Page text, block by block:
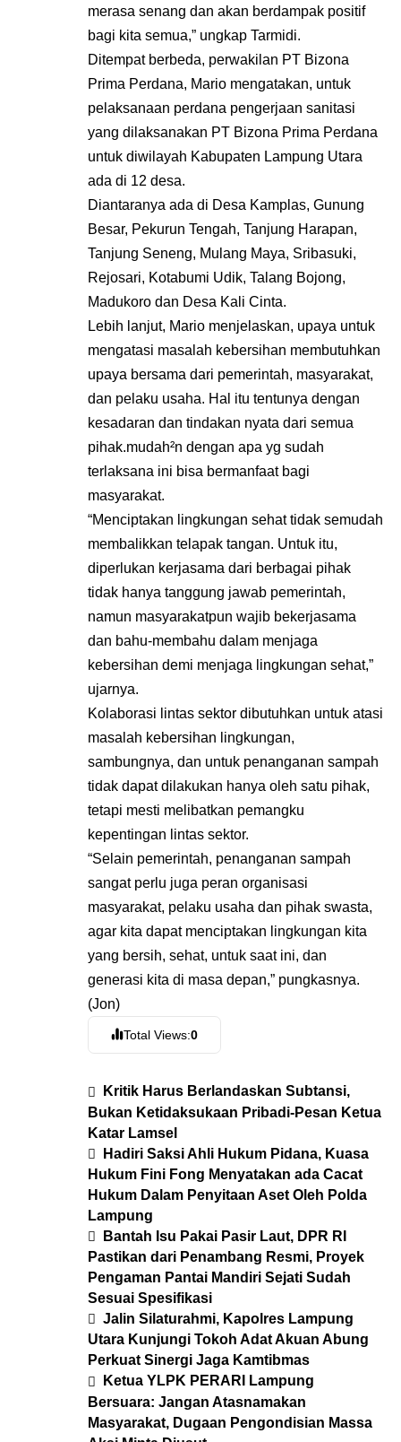
merasa senang dan akan berdampak positif
bagi kita semua,” ungkap Tarmidi.
Ditempat berbeda, perwakilan PT Bizona
Prima Perdana, Mario mengatakan, untuk
pelaksanaan perdana pengerjaan sanitasi
yang dilaksanakan PT Bizona Prima Perdana
untuk diwilayah Kabupaten Lampung Utara
ada di 12 desa.
Diantaranya ada di Desa Kamplas, Gunung
Besar, Pekurun Tengah, Tanjung Harapan,
Tanjung Seneng, Mulang Maya, Sribasuki,
Rejosari, Kotabumi Udik, Talang Bojong,
Madukoro dan Desa Kali Cinta.
Lebih lanjut, Mario menjelaskan, upaya untuk
mengatasi masalah kebersihan membutuhkan
upaya bersama dari pemerintah, masyarakat,
dan pelaku usaha. Hal itu tentunya dengan
kesadaran dan tindakan nyata dari semua
pihak.mudah²n dengan apa yg sudah
terlaksana ini bisa bermanfaat bagi
masyarakat.
“Menciptakan lingkungan sehat tidak semudah
membalikkan telapak tangan. Untuk itu,
diperlukan kerjasama dari berbagai pihak
tidak hanya tanggung jawab pemerintah,
namun masyarakatpun wajib bekerjasama
dan bahu-membahu dalam menjaga
kebersihan demi menjaga lingkungan sehat,”
ujarnya.
Kolaborasi lintas sektor dibutuhkan untuk atasi
masalah kebersihan lingkungan,
sambungnya, dan untuk penanganan sampah
tidak dapat dilakukan hanya oleh satu pihak,
tetapi mesti melibatkan pemangku
kepentingan lintas sektor.
“Selain pemerintah, penanganan sampah
sangat perlu juga peran organisasi
masyarakat, pelaku usaha dan pihak swasta,
agar kita dapat menciptakan lingkungan kita
yang bersih, sehat, untuk saat ini, dan
generasi kita di masa depan,” pungkasnya.
(Jon)
Total Views:0
Kritik Harus Berlandaskan Subtansi,
Bukan Ketidaksukaan Pribadi-Pesan Ketua
Katar Lamsel
Hadiri Saksi Ahli Hukum Pidana, Kuasa
Hukum Fini Fong Menyatakan ada Cacat
Hukum Dalam Penyitaan Aset Oleh Polda
Lampung
Bantah Isu Pakai Pasir Laut, DPR RI
Pastikan dari Penambang Resmi, Proyek
Pengaman Pantai Mandiri Sejati Sudah
Sesuai Spesifikasi
Jalin Silaturahmi, Kapolres Lampung
Utara Kunjungi Tokoh Adat Akuan Abung
Perkuat Sinergi Jaga Kamtibmas
Ketua YLPK PERARI Lampung
Bersuara: Jangan Atasnamakan
Masyarakat, Dugaan Pengondisian Massa